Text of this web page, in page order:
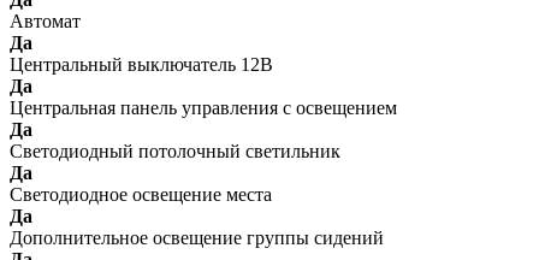
Автомат
Да
Центральный выключатель 12В
Да
Центральная панель управления с освещением
Да
Светодиодный потолочный светильник
Да
Светодиодное освещение места
Да
Дополнительное освещение группы сидений